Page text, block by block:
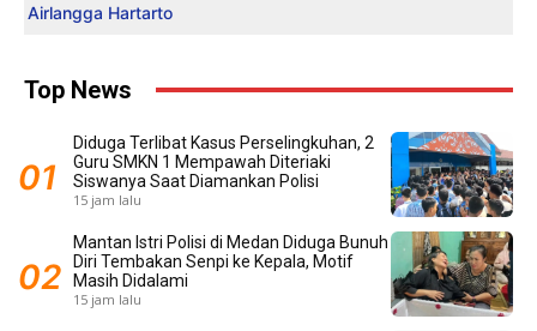
Airlangga Hartarto
Top News
Diduga Terlibat Kasus Perselingkuhan, 2
Guru SMKN 1 Mempawah Diteriaki
Siswanya Saat Diamankan Polisi
15 jam lalu
Mantan Istri Polisi di Medan Diduga Bunuh
Diri Tembakan Senpi ke Kepala, Motif
Masih Didalami
15 jam lalu